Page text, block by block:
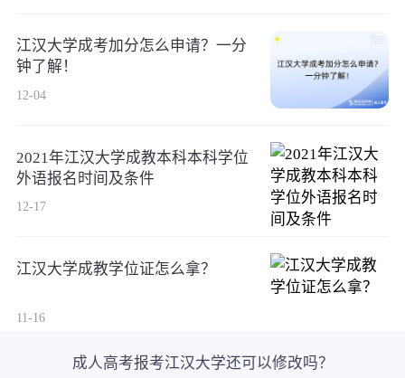
江汉大学成考加分怎么申请？一分
钟了解！
12-04
2021年江汉大学成教本科本科学位
外语报名时间及条件
12-17
江汉大学成教学位证怎么拿？
11-16
成人高考报考江汉大学还可以修改吗？